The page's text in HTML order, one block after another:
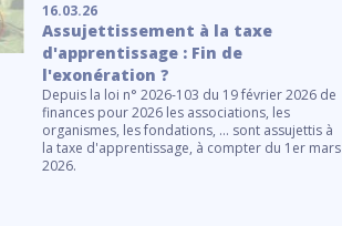
16.03.26
Assujettissement à la taxe
d'apprentissage : Fin de
l'exonération ?
Depuis la loi n° 2026-103 du 19 février 2026 de
finances pour 2026 les associations, les
organismes, les fondations, ... sont assujettis à
la taxe d'apprentissage, à compter du 1er mars
2026.